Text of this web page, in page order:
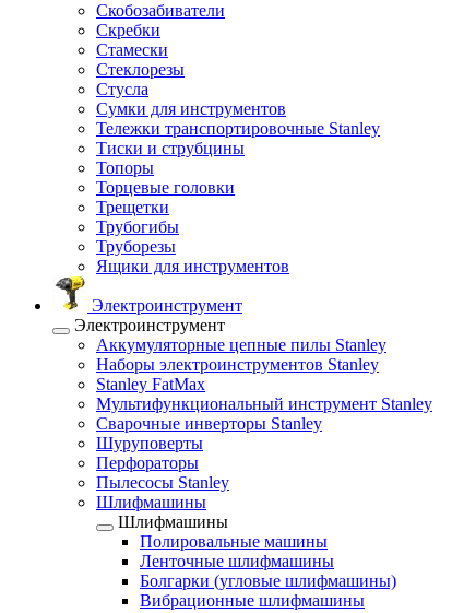
Скобозабиватели
Скребки
Стамески
Стеклорезы
Стусла
Сумки для инструментов
Тележки транспортировочные Stanley
Тиски и струбцины
Топоры
Торцевые головки
Трещетки
Трубогибы
Труборезы
Ящики для инструментов
Электроинструмент
Электроинструмент
Аккумуляторные цепные пилы Stanley
Наборы электроинструментов Stanley
Stanley FatMax
Мультифункциональный инструмент Stanley
Сварочные инверторы Stanley
Шуруповерты
Перфораторы
Пылесосы Stanley
Шлифмашины
Шлифмашины
Полировальные машины
Ленточные шлифмашины
Болгарки (угловые шлифмашины)
Вибрационные шлифмашины